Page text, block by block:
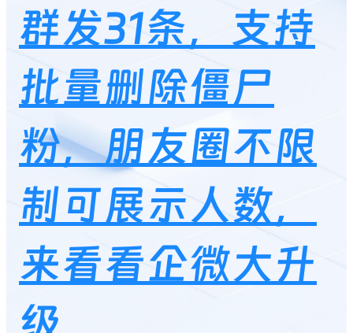
群发31条，支持
批量删除僵尸
粉，朋友圈不限
制可展示人数，
来看看企微大升
级